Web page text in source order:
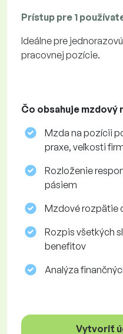
Prístup pre 1
Ideálne pre
pracovnej pozície.
Čo obsahuje mzdový
Mzda na pozícii
praxe, veľkosti
Rozloženie
pásiem
Mzdové rozpätie
Rozpis všetkých
benefitov
Analýza
Vytvoriť